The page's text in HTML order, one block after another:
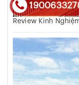
Review Kinh